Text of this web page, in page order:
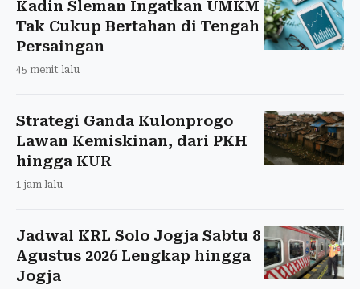
Kadin Sleman Ingatkan UMKM
Tak Cukup Bertahan di Tengah
Persaingan
45 menit lalu
Strategi Ganda Kulonprogo
Lawan Kemiskinan, dari PKH
hingga KUR
1 jam lalu
Jadwal KRL Solo Jogja Sabtu 8
Agustus 2026 Lengkap hingga
Jogja